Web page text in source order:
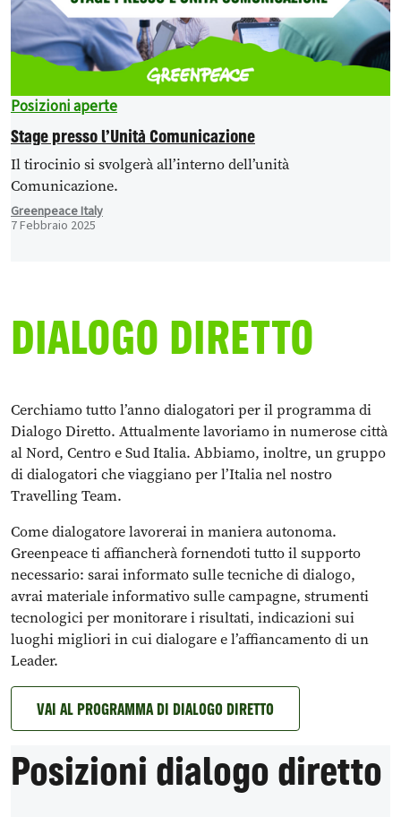
Posizioni aperte
Stage presso l’Unità Comunicazione
Il tirocinio si svolgerà all’interno dell’unità
Comunicazione.
Greenpeace Italy
7 Febbraio 2025
DIALOGO DIRETTO
Cerchiamo tutto l’anno dialogatori per il programma di
Dialogo Diretto. Attualmente lavoriamo in numerose città
al Nord, Centro e Sud Italia. Abbiamo, inoltre, un gruppo
di dialogatori che viaggiano per l’Italia nel nostro
Travelling Team.
Come dialogatore lavorerai in maniera autonoma.
Greenpeace ti affiancherà fornendoti tutto il supporto
necessario: sarai informato sulle tecniche di dialogo,
avrai materiale informativo sulle campagne, strumenti
tecnologici per monitorare i risultati, indicazioni sui
luoghi migliori in cui dialogare e l’affiancamento di un
Leader.
VAI AL PROGRAMMA DI DIALOGO DIRETTO
Posizioni dialogo diretto